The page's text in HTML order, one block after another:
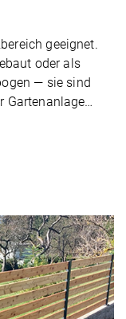
geeignet.
oder als
— sie sind
Gartenanlage…